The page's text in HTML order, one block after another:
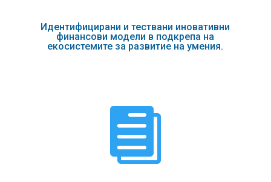
Идентифицирани и тествани иновативни
финансови модели в подкрепа на
екосистемите за развитие на умения.
